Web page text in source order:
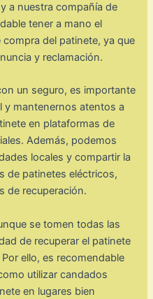
a nuestra compañía de
tener a mano el
del patinete, ya que
y reclamación.
un seguro, es importante
y mantenernos atentos a
en plataformas de
Además, podemos
locales y compartir la
de patinetes eléctricos,
de recuperación.
se tomen todas las
de recuperar el patinete
ello, es recomendable
utilizar candados
en lugares bien